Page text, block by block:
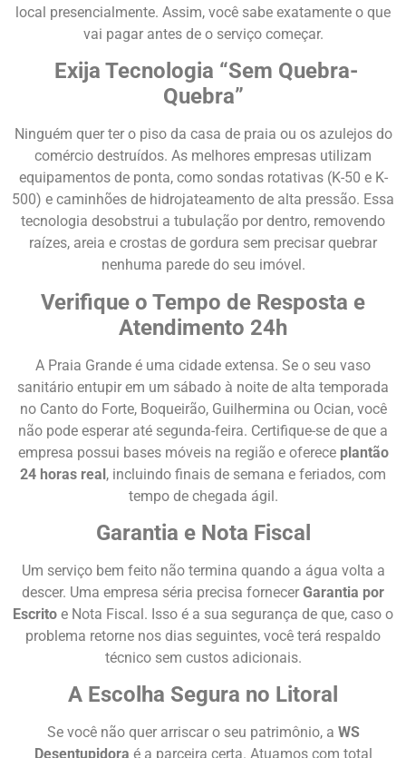
local presencialmente. Assim, você sabe exatamente o que
vai pagar antes de o serviço começar.
Exija Tecnologia “Sem Quebra-
Quebra”
Ninguém quer ter o piso da casa de praia ou os azulejos do
comércio destruídos. As melhores empresas utilizam
equipamentos de ponta, como sondas rotativas (K-50 e K-
500) e caminhões de hidrojateamento de alta pressão. Essa
tecnologia desobstrui a tubulação por dentro, removendo
raízes, areia e crostas de gordura sem precisar quebrar
nenhuma parede do seu imóvel.
Verifique o Tempo de Resposta e
Atendimento 24h
A Praia Grande é uma cidade extensa. Se o seu vaso
sanitário entupir em um sábado à noite de alta temporada
no Canto do Forte, Boqueirão, Guilhermina ou Ocian, você
não pode esperar até segunda-feira. Certifique-se de que a
empresa possui bases móveis na região e oferece plantão
24 horas real, incluindo finais de semana e feriados, com
tempo de chegada ágil.
Garantia e Nota Fiscal
Um serviço bem feito não termina quando a água volta a
descer. Uma empresa séria precisa fornecer Garantia por
Escrito e Nota Fiscal. Isso é a sua segurança de que, caso o
problema retorne nos dias seguintes, você terá respaldo
técnico sem custos adicionais.
A Escolha Segura no Litoral
Se você não quer arriscar o seu patrimônio, a WS
Desentupidora é a parceira certa. Atuamos com total